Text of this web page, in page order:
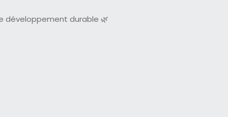
développement durable 🌿